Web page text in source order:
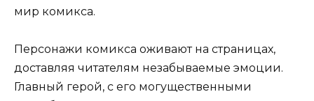
мир комикса.
Персонажи комикса оживают на страницах,
доставляя читателям незабываемые эмоции.
Главный герой, с его могущественными